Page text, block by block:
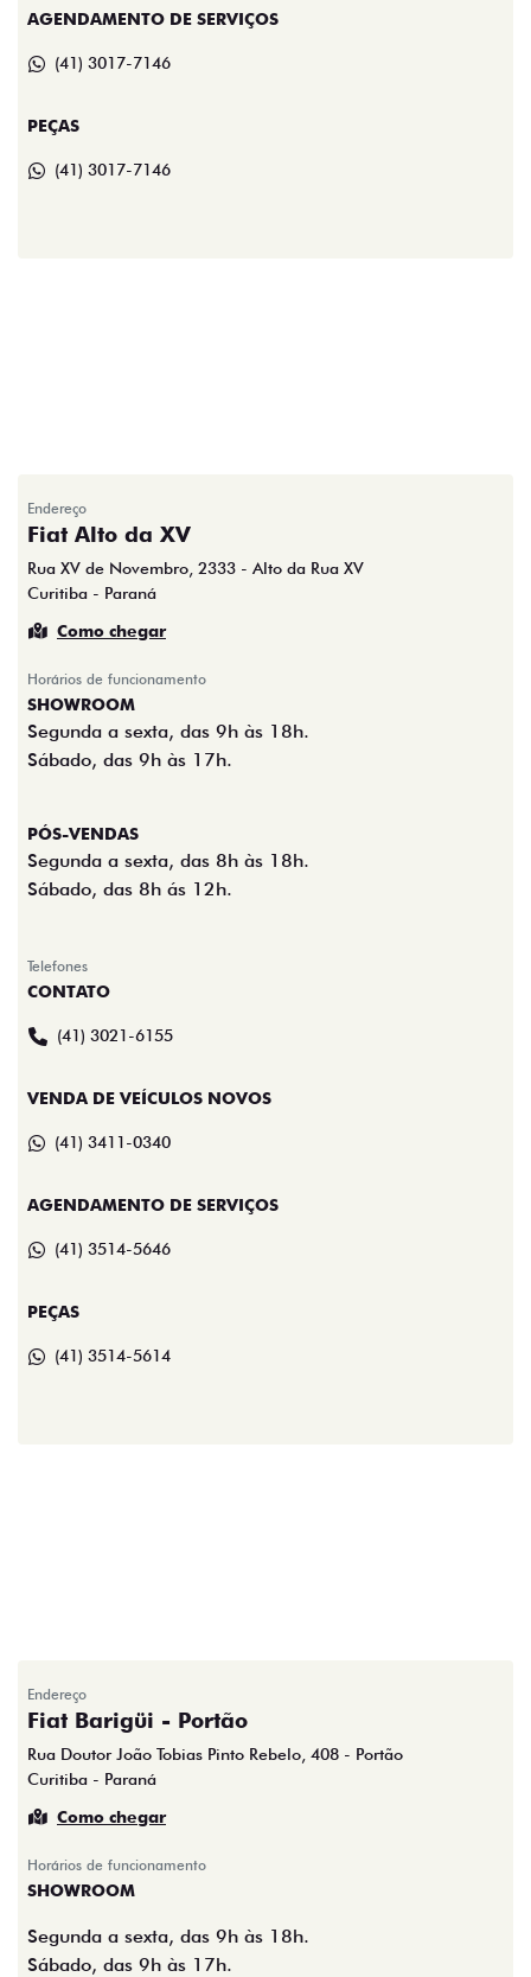
AGENDAMENTO DE SERVIÇOS
(41) 3017-7146
PEÇAS
(41) 3017-7146
Endereço
Fiat Alto da XV
Rua XV de Novembro, 2333 - Alto da Rua XV
Curitiba - Paraná
Como chegar
Horários de funcionamento
SHOWROOM
Segunda a sexta, das 9h às 18h.
Sábado, das 9h às 17h.
PÓS-VENDAS
Segunda a sexta, das 8h às 18h.
Sábado, das 8h ás 12h.
Telefones
CONTATO
(41) 3021-6155
VENDA DE VEÍCULOS NOVOS
(41) 3411-0340
AGENDAMENTO DE SERVIÇOS
(41) 3514-5646
PEÇAS
(41) 3514-5614
Endereço
Fiat Barigüi - Portão
Rua Doutor João Tobias Pinto Rebelo, 408 - Portão
Curitiba - Paraná
Como chegar
Horários de funcionamento
SHOWROOM
Segunda a sexta, das 9h às 18h.
Sábado, das 9h às 17h.